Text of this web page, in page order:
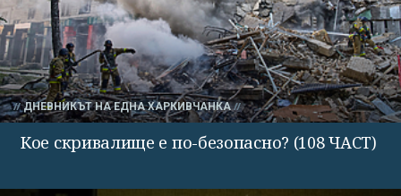
ДНЕВНИКЪТ НА ЕДНА ХАРКИВЧАНКА
Кое скривалище е по-безопасно? (108 ЧАСТ)